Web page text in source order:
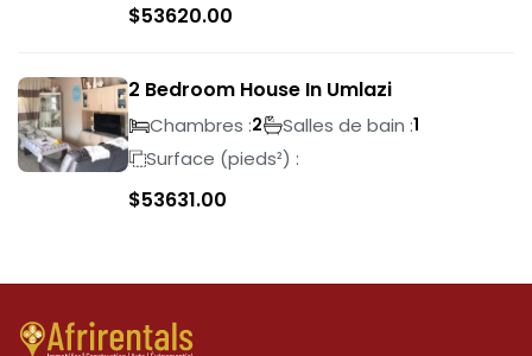
$53620.00
2 Bedroom House In Umlazi
Chambres :2 Salles de bain :1
Surface (pieds²) :
$53631.00